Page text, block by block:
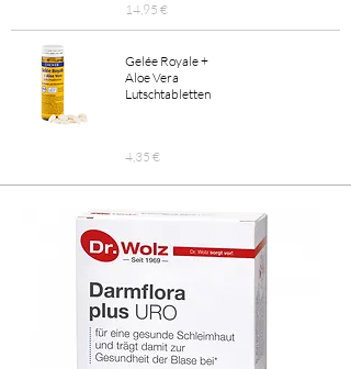
14,95 €
Gelée Royale +
Aloe Vera
Lutschtabletten
4,35 €